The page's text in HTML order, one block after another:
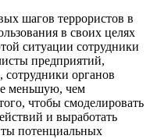
шагов террористов в
в своих целях
ситуации сотрудники
предприятий,
органов
меньшую, чем
чтобы смоделировать
и выработать
потенциальных